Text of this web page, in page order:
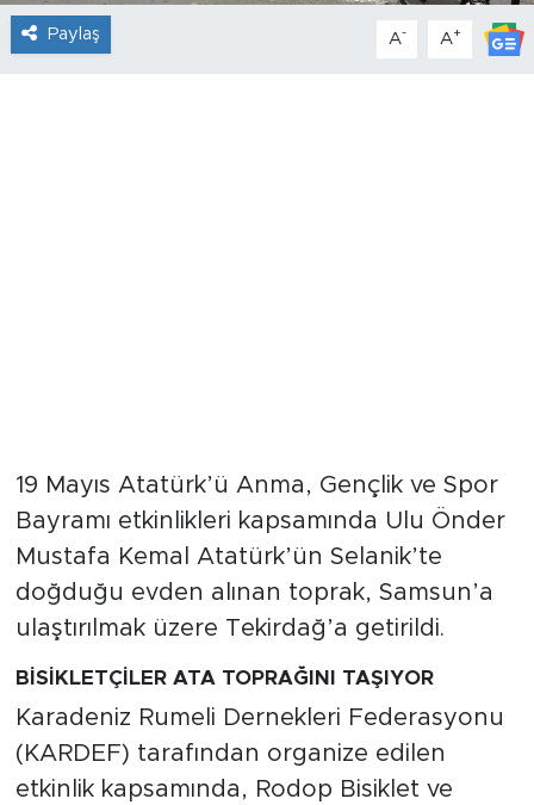
Paylaş A- A+
19 Mayıs Atatürk’ü Anma, Gençlik ve Spor
Bayramı etkinlikleri kapsamında Ulu Önder
Mustafa Kemal Atatürk’ün Selanik’te
doğduğu evden alınan toprak, Samsun’a
ulaştırılmak üzere Tekirdağ’a getirildi.
BİSİKLETÇİLER ATA TOPRAĞINI TAŞIYOR
Karadeniz Rumeli Dernekleri Federasyonu
(KARDEF) tarafından organize edilen
etkinlik kapsamında, Rodop Bisiklet ve